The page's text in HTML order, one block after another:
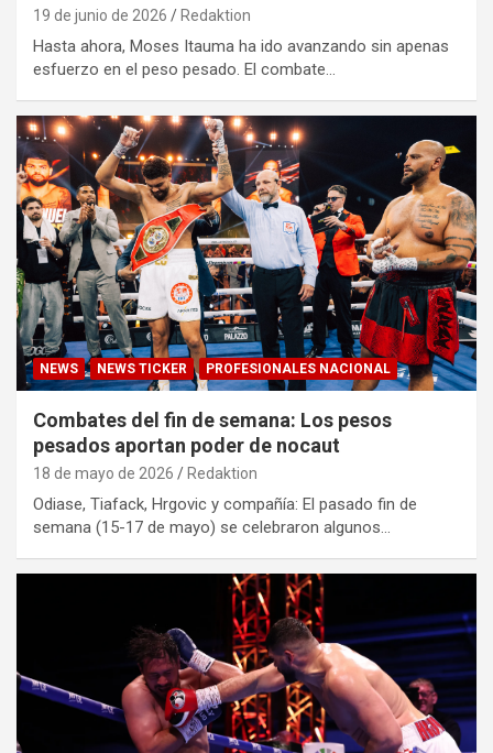
19 de junio de 2026 Redaktion
Hasta ahora, Moses Itauma ha ido avanzando sin apenas
esfuerzo en el peso pesado. El combate…
NEWS NEWS TICKER PROFESIONALES NACIONAL
Combates del fin de semana: Los pesos
pesados aportan poder de nocaut
18 de mayo de 2026 Redaktion
Odiase, Tiafack, Hrgovic y compañía: El pasado fin de
semana (15-17 de mayo) se celebraron algunos…